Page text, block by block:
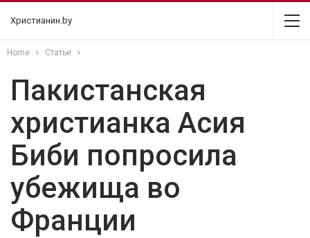
Христианин.by
Home Статьи
Пакистанская
христианка Асия
Биби попросила
убежища во
Франции